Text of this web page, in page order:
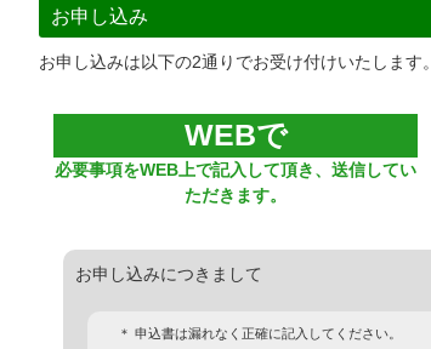
お申し込み
お申し込みは以下の2通りでお受け付けいたします。
WEBで
必要事項をWEB上で記入して頂き、送信してい
ただきます。
お申し込みにつきまして
＊ 申込書は漏れなく正確に記入してください。